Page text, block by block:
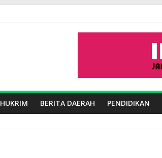
HUKRIM BERITA DAERAH PENDIDIKAN